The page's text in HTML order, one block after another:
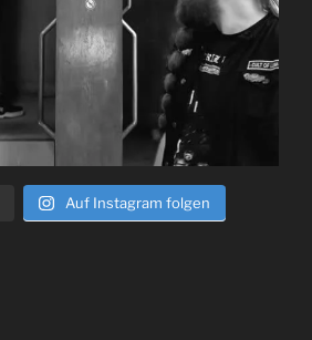
Auf Instagram folgen